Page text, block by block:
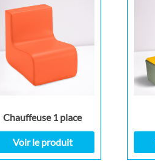
Chauffeuse 1 place
Voir le produit